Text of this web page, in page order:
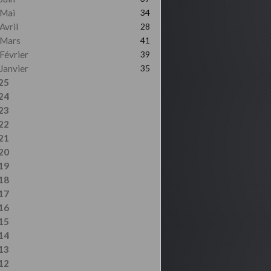
Mai 34
Avril 28
Mars 41
Février 39
Janvier 35